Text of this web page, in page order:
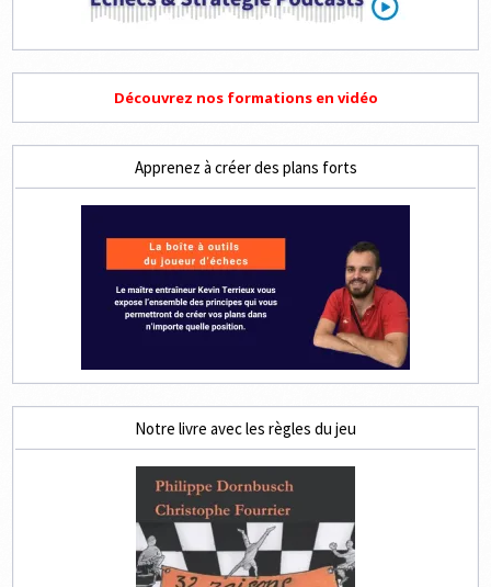
Découvrez nos formations en vidéo
Apprenez à créer des plans forts
Notre livre avec les règles du jeu